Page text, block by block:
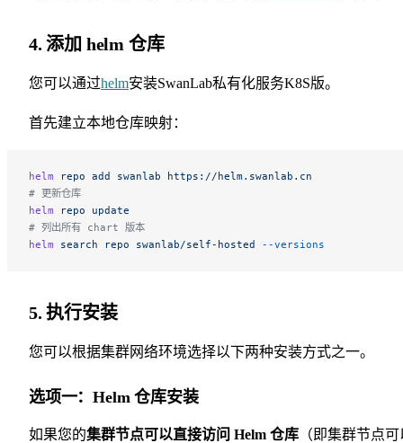
4. 添加 helm 仓库
您可以通过helm安装SwanLab私有化服务K8S版。
首先建立本地仓库映射：
helm repo add swanlab https://helm.swanlab.cn
# 更新仓库
helm repo update
# 列出所有 chart 版本
helm search repo swanlab/self-hosted --versions
5. 执行安装
您可以根据集群网络环境选择以下两种安装方式之一。
选项一：Helm 仓库安装
如果您的集群节点可以直接访问 Helm 仓库 （即集群节点可